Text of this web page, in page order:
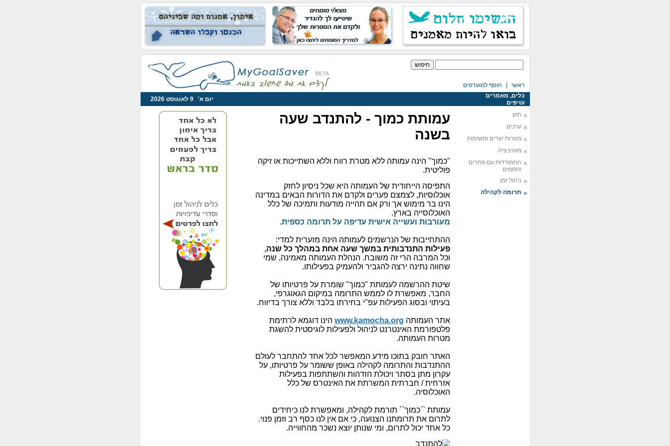
הוסף למועדפים
ראשי
יום א' 9 לאוגוסט 2026
כלים, מאמרים
וטיפים
עמותת כמוך - להתנדב שעה
בשנה
"כמוך" הינה עמותה ללא מטרת רווח וללא השתייכות או זיקה
פוליטית.
התפיסה הייחודית של העמותה היא שכל ניסיון לחזק
אוכלוסיות, לצמצם פערים ולקדם את הדורות הבאים במדינה
הינו בר מימוש אך ורק אם תהייה מודעות ותמיכה של כלל
האוכלוסייה בארץ.
מעורבות ועשייה אישית עדיפה על תרומה כספית.
ההתחייבות של הנרשמים לעמותה הינה מזערית למדי:
פעילות התנדבותית במשך שעה אחת במהלך כל שנה,
וכל המרבה הרי זה משובח. הנהלת העמותה מאמינה, שמי
שחווה נתינה ירצה להגביר ולהעמיק בפעילותו.
שיטת ההרשמה לעמותת "כמוך" שומרת על פרטיותו של
החבר, מאפשרת לו לממש התרומה במיקום הגאוגרפי,
בעיתוי ובסוג הפעילות עפ"י בחירתו בלבד וללא צורך בדיווח.
אתר העמותה www.kamocha.org הינו דוגמא לרתימת
פלטפורמת האינטרנט לניהול ולפעילות לוגיסטית להשגת
מטרות העמותה.
האתר חובק בתוכו מידע המאפשר לכל אחד להתחבר לעולם
ההתנדבות והתרומה לקהילה באופן ששומר על פרטיותו, על
עקרון מתן בסתר ויכולת הזדהות והשתתפות בפעילות
אזרחית / חברתית המשרתת את האינטרס של כלל
האוכלוסיה.
עמותת ``כמוך`` תורמת לקהילה, ומאפשרת לנו כיחידים
לתרום את תרומתנו הצנועה,כי אם אין לנו כסף רב וזמן פנוי.
כל אחד יכול לתרום, ומי שנותן יוצא נשכר מהחווייה.
חזון »
ערכים »
מטרות יעדים ומשימות »
מוטיבציה »
התמודדות עם פחדים
וחסמים
»
ניהול זמן »
תרומה לקהילה »